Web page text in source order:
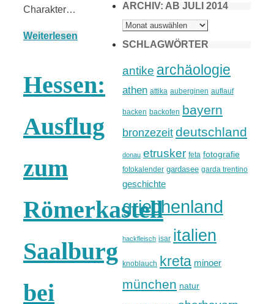
Charakter…
Weiterlesen
Hessen:
Ausflug
zum
Römerkastell
Saalburg
bei
ARCHIV: AB JULI 2014
ARCHIV:
AB
2014
SCHLAGWÖRTER
antike archäologie
athen attika auberginen auflauf
backen backofen bayern
bronzezeit deutschland
donau etrusker feta fotografie
fotokalender gardasee garda trentino
geschichte
griechenland
hackfleisch isar italien
knoblauch kreta minoer
münchen natur